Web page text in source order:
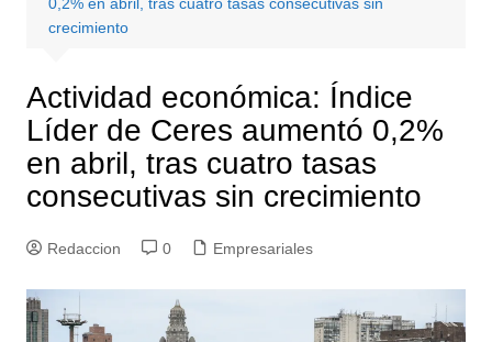
crecimiento
Actividad económica: Índice
Líder de Ceres aumentó 0,2%
en abril, tras cuatro tasas
consecutivas sin crecimiento
Redaccion 0 Empresariales